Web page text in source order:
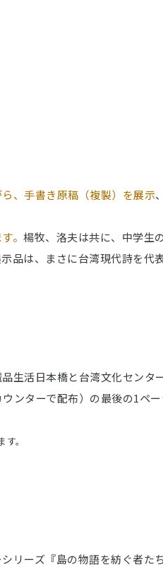
、手書き原稿（複製）を展示
。 楊牧、洛夫は共に、中学生
品は、まさに台湾現代詩を代
生活日本橋と台湾文化センタ
ンターで配布）の最後の1ペー
。
ーズ『島の物語を紡ぐ者た